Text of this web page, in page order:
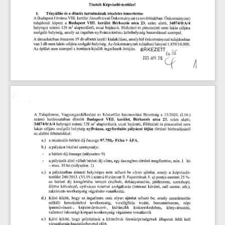
Tisztelt Képviselő-testület!
I.
Tényállás és a döntés tartalmának részletes ismertetése
A Budapest Főváros VIII. kerület Józsefvárosi Önkormányzat (a továbbiakban: Önkormányzat)
tulajdonát képezi a Budapest VIII. kerület Bérkocsis utca 23. szám alatti,
34874/0/A/4
helyrajzi számú 128 m2 alapterület ű, utcai bejáratú, földszinti és pinceszinti nem lakás céljára
szolgáló helyiség, amely az ingatlan-nyilvántartásban üzlethelyiség besorolással szerepel.
A társasházban összesen 19 db albetét került kialakításra, amelyből önkormányzati tulajdonban
van 3 db nem lakás céljára szolgáló helyiség. Az önkormányzati tulajdoni hányad 1.859/10.000.
Az épület nem szerepel a bontásra kijelölt ingatlanok listáján.
ÉRKEZETT4it,
2820 MDR 30,
A Tulajdonosi, Vagyongazdálkodási és Közterület hasznosítási Bizottság a 13/2020.
(I.16.)
számú határozatában döntött Budapest VIII. kerület, Bérkocsis utca 23. szám alatti,
34874/0/A/4 helyrajzi számú 128 m2 alapterület ű utcai bejáratú, földszinti és pinceszinti nem
lakás céljára szolgáló helyiség nyilvános, egyfordulós pályázat útján történő bérbeadásáról
az alábbi feltételekkel:
a.)
a minimális bérleti díj összege 97.750,- Ft/hó + ÁFA,
b.)
a pályázat bírálati szempontja:
a bérleti díj összege (súlyszám: 9)
a pályázók által vállalt bérleti díj előre, egy összegben történő megfizetése, min. 1
hó
—max. 10 hó (súlyszám: 1)
c.)
a pályázatban érintett helyiségre nem adható be olyan ajánlat, amely a Képviselő
testület 248/2013. (VI.19.) számú Határozat II. Fejezetének 8. a) pontja szerinti 25 %-
os bérleti díj kategóriába tartozó (italbolt, dohányárusítás, játékterem,
szexshop),
illetve kölcsönző, nyilvános internet szolgáltatás (internet kávézó, call center, stb.),
raktározás tevékenység végzésére vonatkozik.
d.)
Kiíró kiköti, hogy az ingatlanra csak olyan ajánlat adható be, amely szeszárusítás
nélküli
kereskedelmi tevékenység, vendéglátás irodai, bemutatóterem,
népi
iparművészeti-, képzőművészeti-, kultúrcikk kiskereskedelem,
könyvárusítás,
valamint lakossági kisipari tevékenység végzésére vonatkozik
e.)
Kiíró kiköti, hogy pályázónak a közművek üzemképességének állapotát felül kell
vizsgáltatnia használatbavétel előtt.